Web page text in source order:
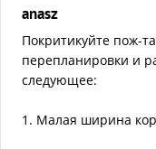
anasz
Покритикуйте пож-
перепланировки и
следующее:
1. Малая ширина